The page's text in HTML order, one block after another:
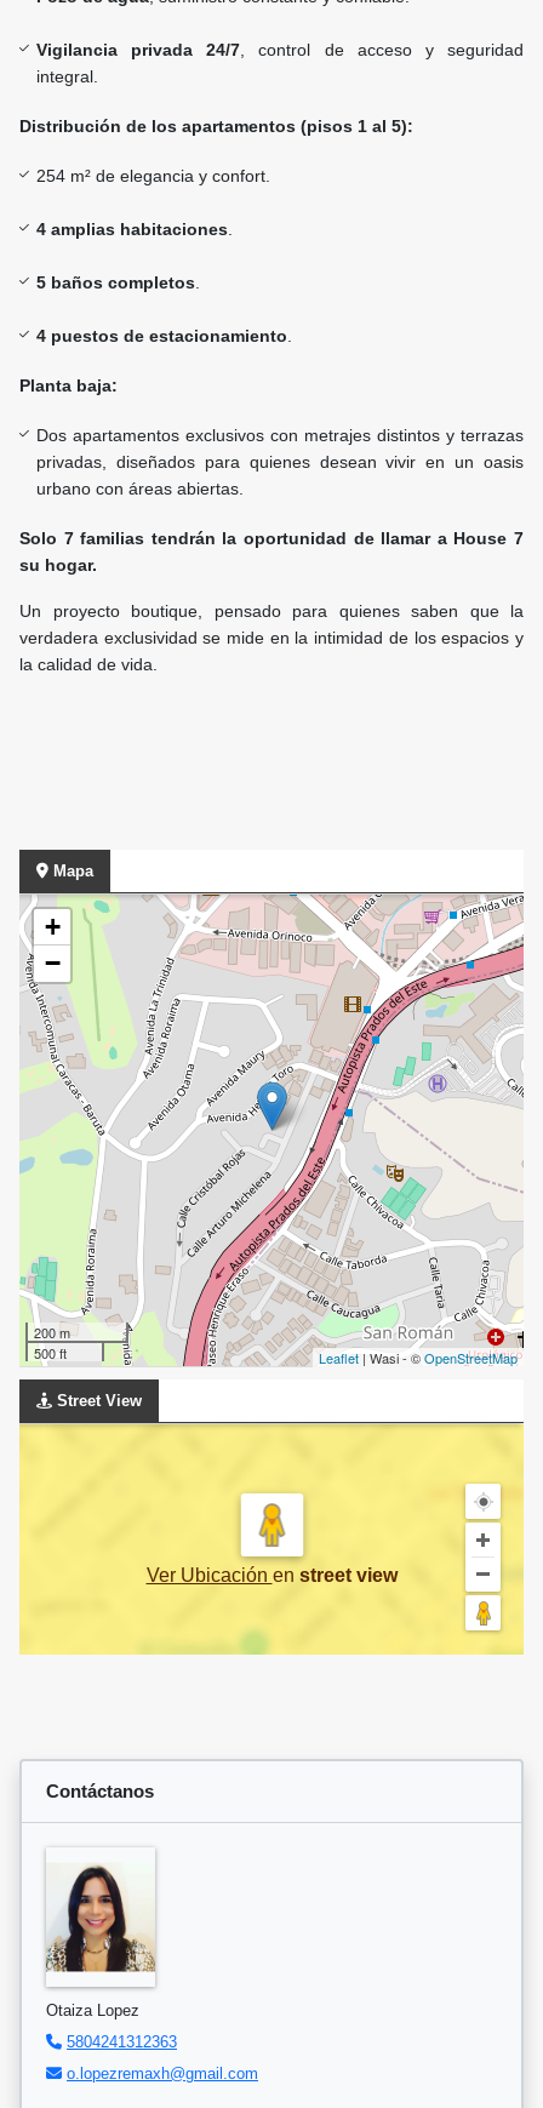
Vigilancia privada 24/7 , control de acceso y seguridad
integral.
Distribución de los apartamentos (pisos 1 al 5):
254 m² de elegancia y confort.
4 amplias habitaciones
5 baños completos
4 puestos de estacionamiento
Planta baja:
Dos apartamentos exclusivos con metrajes distintos y terrazas
privadas, diseñados para quienes desean vivir en un oasis
urbano con áreas abiertas.
Solo 7 familias tendrán la oportunidad de llamar a House 7
su hogar.
Un proyecto boutique, pensado para quienes saben que la
verdadera exclusividad se mide en la intimidad de los espacios y
la calidad de vida.
Mapa
+
−
200 m
500 ft
Leaflet | Wasi - ©OpenStreetMap
Street View
Ver Ubicación en street view
Contáctanos
Otaiza Lopez
5804241312363
o.lopezremaxh@gmail.com